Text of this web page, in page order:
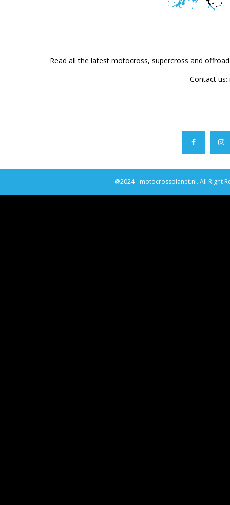
Read all the latest motocross, supercross and
Contact us:
@2024 - motocrossplanet.nl. All Right